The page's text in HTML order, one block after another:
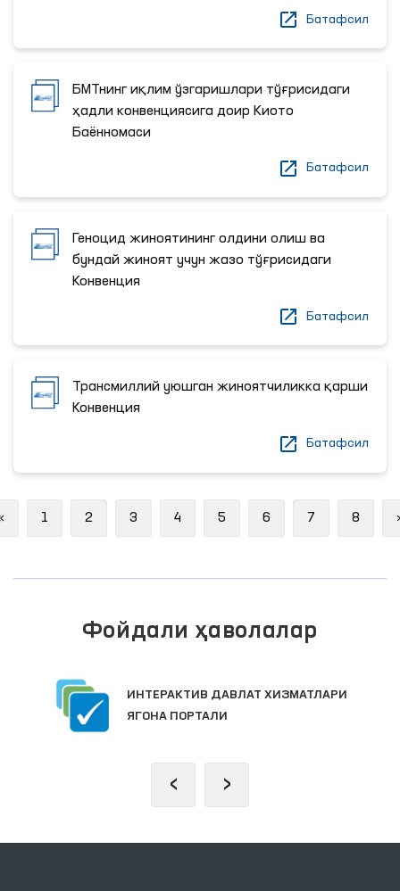
Батафсил
БМТнинг иқлим ўзгаришлари тўғрисидаги
ҳадли конвенциясига доир Киото
Баённомаси
Батафсил
Геноцид жиноятининг олдини олиш ва
бундай жиноят учун жазо тўғрисидаги
Конвенция
Батафсил
Трансмиллий уюшган жиноятчиликка қарши
Конвенция
Батафсил
Previous
1 2 3 4 5 6 7 8
Фойдали ҳаволалар
ИНТЕРАКТИВ ДАВЛАТ ХИЗМАТЛАРИ
ЯГОНА ПОРТАЛИ
‹ ›